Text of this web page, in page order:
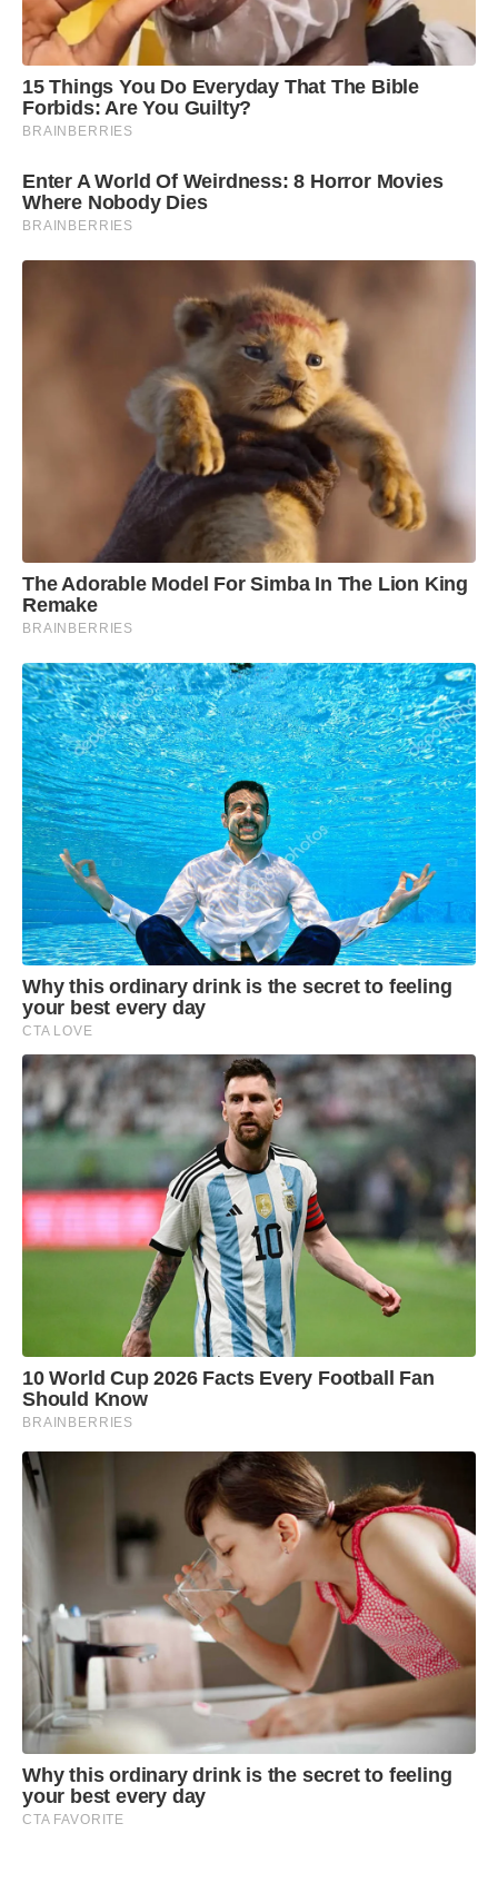
15 Things You Do Everyday That The Bible
Forbids: Are You Guilty?
BRAINBERRIES
Enter A World Of Weirdness: 8 Horror Movies
Where Nobody Dies
BRAINBERRIES
The Adorable Model For Simba In The Lion King
Remake
BRAINBERRIES
Why this ordinary drink is the secret to feeling
your best every day
CTA LOVE
10 World Cup 2026 Facts Every Football Fan
Should Know
BRAINBERRIES
Why this ordinary drink is the secret to feeling
your best every day
CTA FAVORITE